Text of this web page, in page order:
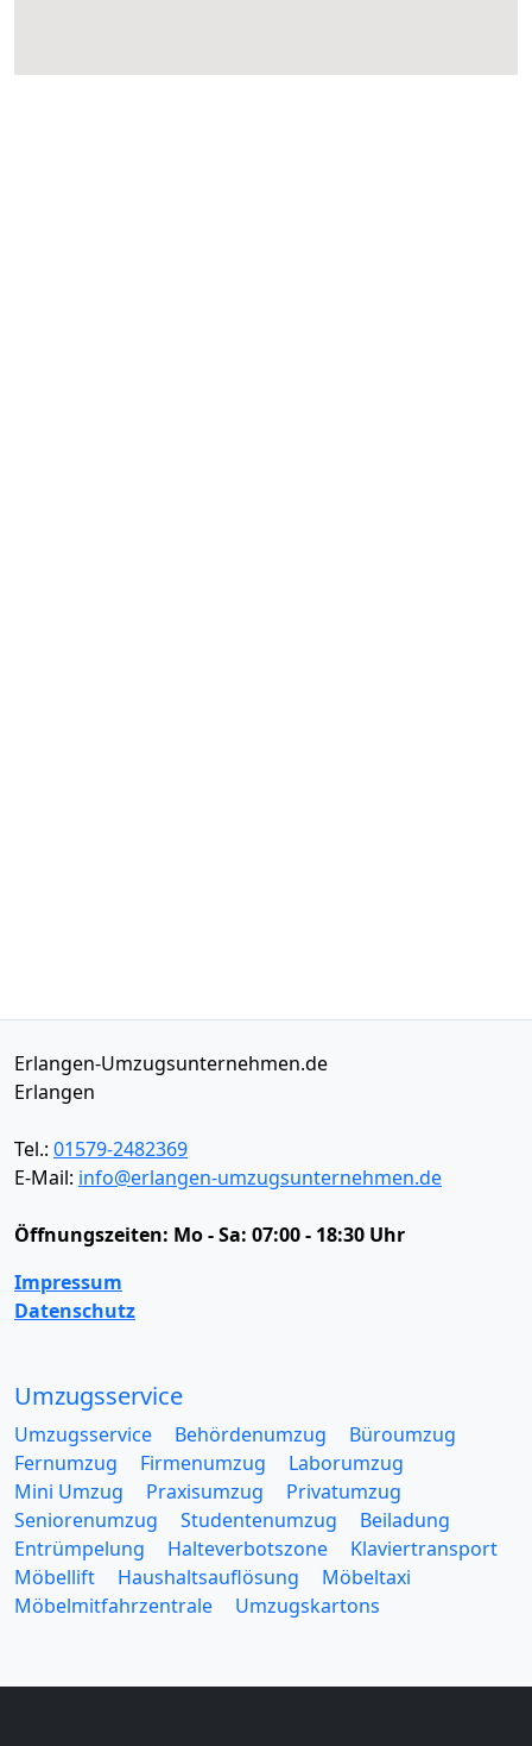
Erlangen-Umzugsunternehmen.de
Erlangen
Tel.: 01579-2482369
E-Mail: info@erlangen-umzugsunternehmen.de
Öffnungszeiten: Mo - Sa: 07:00 - 18:30 Uhr
Impressum
Datenschutz
Umzugsservice
Umzugsservice Behördenumzug
Büroumzug
Fernumzug
Firmenumzug
Laborumzug
Mini Umzug
Praxisumzug
Privatumzug
Seniorenumzug
Studentenumzug
Beiladung
Entrümpelung
Halteverbotszone
Klaviertransport
Möbellift
Haushaltsauflösung
Möbeltaxi
Möbelmitfahrzentrale
Umzugskartons